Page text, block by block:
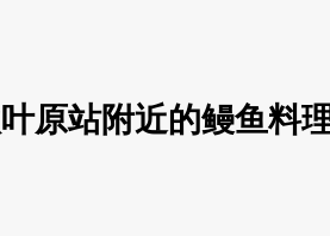
原站附近的鳗鱼料